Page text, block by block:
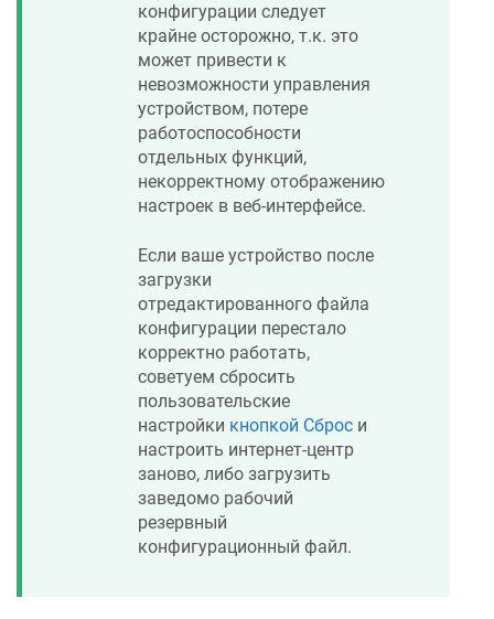
конфигурации следует
крайне осторожно, т.к. это
может привести к
невозможности управления
устройством, потере
работоспособности
отдельных функций,
некорректному отображению
настроек в веб-интерфейсе.
Если ваше устройство после
загрузки
отредактированного файла
конфигурации перестало
корректно работать,
советуем сбросить
пользовательские
настройки кнопкой Сброс и
настроить интернет-центр
заново, либо загрузить
заведомо рабочий
резервный
конфигурационный файл.